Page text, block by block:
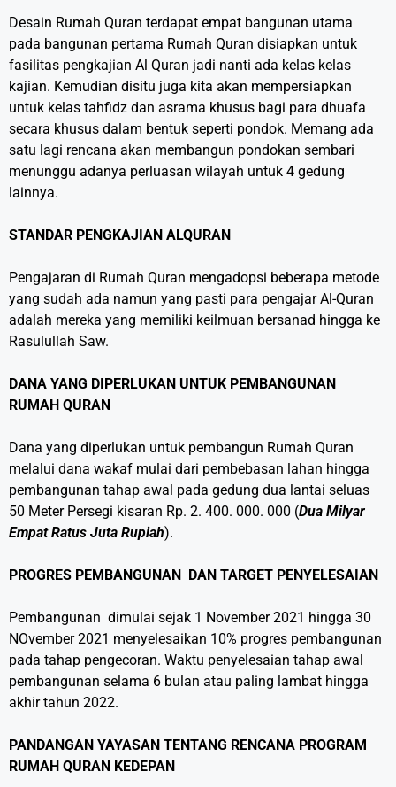
Desain Rumah Quran terdapat empat bangunan utama
pada bangunan pertama Rumah Quran disiapkan untuk
fasilitas pengkajian Al Quran jadi nanti ada kelas kelas
kajian. Kemudian disitu juga kita akan mempersiapkan
untuk kelas tahfidz dan asrama khusus bagi para dhuafa
secara khusus dalam bentuk seperti pondok. Memang ada
satu lagi rencana akan membangun pondokan sembari
menunggu adanya perluasan wilayah untuk 4 gedung
lainnya.
STANDAR PENGKAJIAN ALQURAN
Pengajaran di Rumah Quran mengadopsi beberapa metode
yang sudah ada namun yang pasti para pengajar Al-Quran
adalah mereka yang memiliki keilmuan bersanad hingga ke
Rasulullah Saw.
DANA YANG DIPERLUKAN UNTUK PEMBANGUNAN
RUMAH QURAN
Dana yang diperlukan untuk pembangun Rumah Quran
melalui dana wakaf mulai dari pembebasan lahan hingga
pembangunan tahap awal pada gedung dua lantai seluas
50 Meter Persegi kisaran Rp. 2. 400. 000. 000 (Dua Milyar
Empat Ratus Juta Rupiah).
PROGRES PEMBANGUNAN DAN TARGET PENYELESAIAN
Pembangunan dimulai sejak 1 November 2021 hingga 30
NOvember 2021 menyelesaikan 10% progres pembangunan
pada tahap pengecoran. Waktu penyelesaian tahap awal
pembangunan selama 6 bulan atau paling lambat hingga
akhir tahun 2022.
PANDANGAN YAYASAN TENTANG RENCANA PROGRAM
RUMAH QURAN KEDEPAN